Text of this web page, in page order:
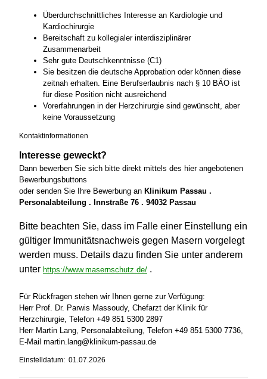
Überdurchschnittliches Interesse an Kardiologie und
Kardiochirurgie
Bereitschaft zu kollegialer interdisziplinärer
Zusammenarbeit
Sehr gute Deutschkenntnisse (C1)
Sie besitzen die deutsche Approbation oder können diese
zeitnah erhalten. Eine Berufserlaubnis nach § 10 BÄO ist
für diese Position nicht ausreichend
Vorerfahrungen in der Herzchirurgie sind gewünscht, aber
keine Voraussetzung
Kontaktinformationen
Interesse geweckt?
Dann bewerben Sie sich bitte direkt mittels des hier angebotenen
Bewerbungsbuttons
oder senden Sie Ihre Bewerbung an Klinikum Passau .
Personalabteilung . Innstraße 76 . 94032 Passau
Bitte beachten Sie, dass im Falle einer Einstellung ein
gültiger Immunitätsnachweis gegen Masern vorgelegt
werden muss. Details dazu finden Sie unter anderem
unter https://www.masernschutz.de/ .
Für Rückfragen stehen wir Ihnen gerne zur Verfügung:
Herr Prof. Dr. Parwis Massoudy, Chefarzt der Klinik für
Herzchirurgie, Telefon +49 851 5300 2897
Herr Martin Lang, Personalabteilung, Telefon +49 851 5300 7736,
E-Mail martin.lang@klinikum-passau.de
Einstelldatum: 01.07.2026